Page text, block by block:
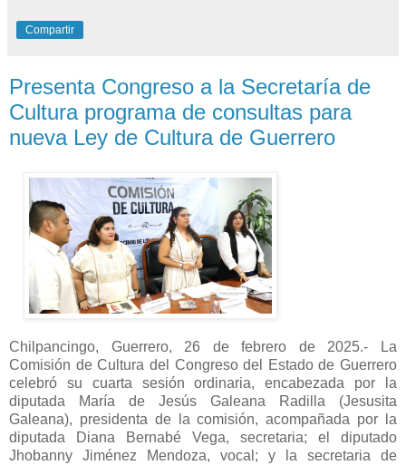
Compartir
Presenta Congreso a la Secretaría de
Cultura programa de consultas para
nueva Ley de Cultura de Guerrero
Chilpancingo, Guerrero, 26 de febrero de 2025.- La
Comisión de Cultura del Congreso del Estado de Guerrero
celebró su cuarta sesión ordinaria, encabezada por la
diputada María de Jesús Galeana Radilla (Jesusita
Galeana), presidenta de la comisión, acompañada por la
diputada Diana Bernabé Vega, secretaria; el diputado
Jhobanny Jiménez Mendoza, vocal; y la secretaria de